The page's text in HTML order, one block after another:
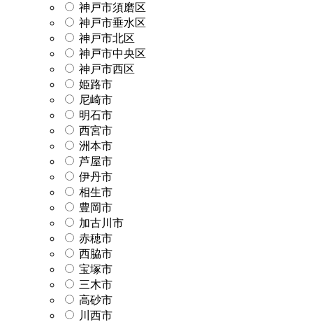
神戸市須磨区
神戸市垂水区
神戸市北区
神戸市中央区
神戸市西区
姫路市
尼崎市
明石市
西宮市
洲本市
芦屋市
伊丹市
相生市
豊岡市
加古川市
赤穂市
西脇市
宝塚市
三木市
高砂市
川西市